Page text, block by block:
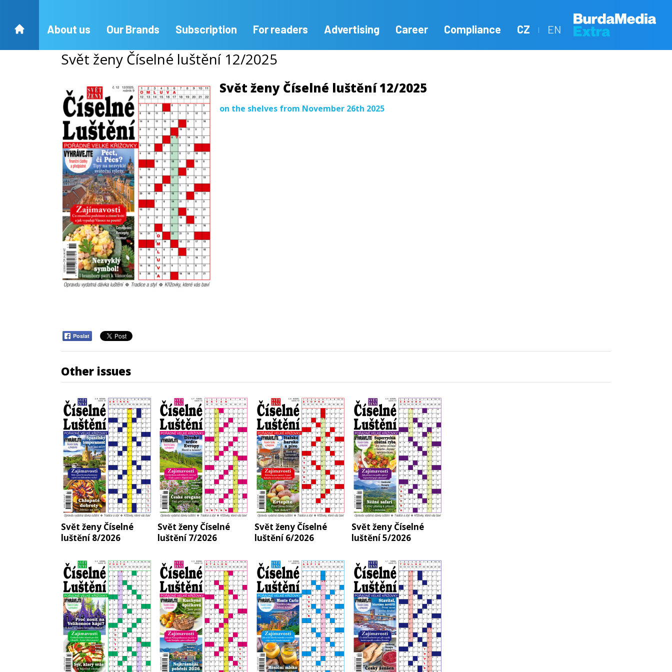
About us Our Brands Subscription For readers Advertising Career Compliance CZ | EN
Svět ženy Číselné luštění 12/2025
Svět ženy Číselné luštění 12/2025
on the shelves from November 26th 2025
Poslat
Other issues
Svět ženy Číselné
luštění 8/2026
Svět ženy Číselné
luštění 7/2026
Svět ženy Číselné
luštění 6/2026
Svět ženy Číselné
luštění 5/2026